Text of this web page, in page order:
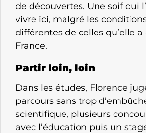
de découvertes. Une soif qui
vivre ici, malgré les
différentes de celles qu’elle a
France.
Partir loin, loin
Dans les études, Florence
parcours sans trop
scientifique, plusieurs
avec l’éducation puis un